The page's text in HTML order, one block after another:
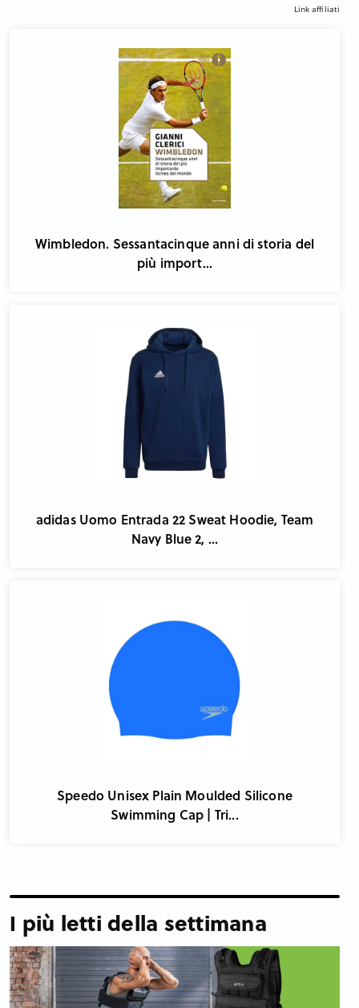
Link affiliati
Wimbledon. Sessantacinque anni di storia del
più import...
adidas Uomo Entrada 22 Sweat Hoodie, Team
Navy Blue 2, ...
Speedo Unisex Plain Moulded Silicone
Swimming Cap | Tri...
I più letti della settimana